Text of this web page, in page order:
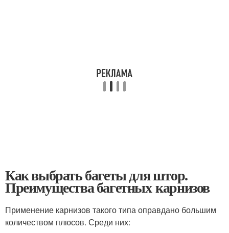
Как выбрать багеты для штор.
Преимущества багетных карнизов
Применение карнизов такого типа оправдано большим
количеством плюсов. Среди них: